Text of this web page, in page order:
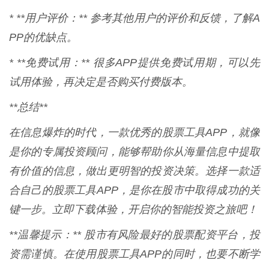
* **用户评价：** 参考其他用户的评价和反馈，了解A
PP的优缺点。
* **免费试用：** 很多APP提供免费试用期，可以先
试用体验，再决定是否购买付费版本。
**总结**
在信息爆炸的时代，一款优秀的股票工具APP，就像
是你的专属投资顾问，能够帮助你从海量信息中提取
有价值的信息，做出更明智的投资决策。选择一款适
合自己的股票工具APP，是你在股市中取得成功的关
键一步。立即下载体验，开启你的智能投资之旅吧！
**温馨提示：** 股市有风险最好的股票配资平台，投
资需谨慎。在使用股票工具APP的同时，也要不断学